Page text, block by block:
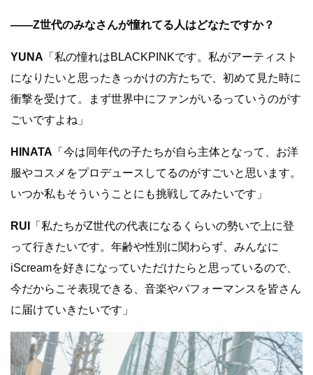
――Z世代のみなさんが憧れてる人はどなたですか？
YUNA 「私の憧れはBLACKPINKです。私がアーティスト
になりたいと思ったきっかけの方たちで、初めて見た時に
衝撃を受けて。まず世界中にファンがいるっていうのがす
ごいですよね」
HINATA 「今は同年代の子たちが自ら主体となって、お洋
服やコスメをプロデュースしてるのがすごいと思います。
いつか私もそういうことにも挑戦してみたいです」
RUI
「私たちがZ世代の代表になるくらいの勢いで上に登
って行きたいです。年齢や性別に関わらず、みんなに
iScreamを好きになっていただけたらと思っているので、
今だからこそ表現できる、音楽やパフォーマンスを皆さん
に届けていきたいです」